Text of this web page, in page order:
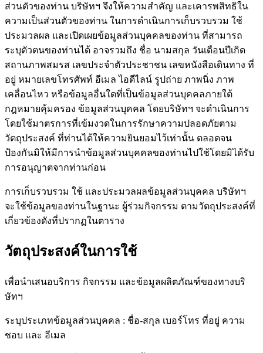
ส่วนตัวของท่าน บริษัทฯ จึงให้ความสำคัญ และเคารพสิทธิใน
ความเป็นส่วนตัวของท่าน ในการดำเนินการเก็บรวบรวม ใช้
ประมวลผล และเปิดเผยข้อมูลส่วนบุคคลของท่าน ที่สามารถ
ระบุตัวตนของท่านได้ อาจรวมถึง ชื่อ นามสกุล วันเดือนปีเกิด
สถานภาพสมรส เลขประจำตัวประชาชน เลขหนังสือเดินทาง ที่
อยู่ หมายเลขโทรศัพท์ อีเมล ไอดีไลน์ รูปถ่าย ภาพนิ่ง ภาพ
เคลื่อนไหว หรือข้อมูลอื่นใดที่เป็นข้อมูลส่วนบุคคลภายใต้
กฎหมายคุ้มครอง ข้อมูลส่วนบุคคล โดยบริษัทฯ จะดำเนินการ
โดยใช้มาตรการที่เข้มงวดในการรักษาความปลอดภัยตาม
วัตถุประสงค์ ที่ท่านได้ให้ความยินยอมไว้เท่านั้น ตลอดจน
ป้องกันมิให้มีการนำข้อมูลส่วนบุคคลของท่านไปใช้โดยมิได้รับ
การอนุญาตจากท่านก่อน
การเก็บรวบรวม ใช้ และประมวลผลข้อมูลส่วนบุคคล บริษัทฯ
จะใช้ข้อมูลของท่านในฐานะ ผู้ร่วมกิจกรรม ตามวัตถุประสงค์ที่
เกี่ยวข้องดังที่ปรากฏในตาราง
วัตถุประสงค์ในการใช้
เพื่อนำเสนอบริการ กิจกรรม และข้อมูลผลิตภัณฑ์ของทางบริ
ษัทฯ
ระบุประเภทข้อมูลส่วนบุคคล : ชื่อ-สกุล เบอร์โทร ที่อยู่ ความ
ชอบ และ อีเมล